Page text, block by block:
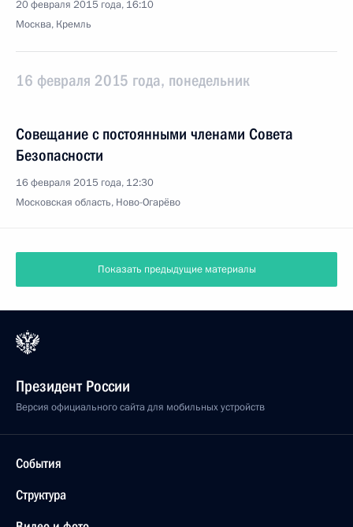
20 февраля 2015 года, 16:10
Москва, Кремль
16 февраля 2015 года, понедельник
Совещание с постоянными членами Совета
Безопасности
16 февраля 2015 года, 12:30
Московская область, Ново-Огарёво
Показать предыдущие материалы
Президент России
Версия официального сайта для мобильных устройств
События
Структура